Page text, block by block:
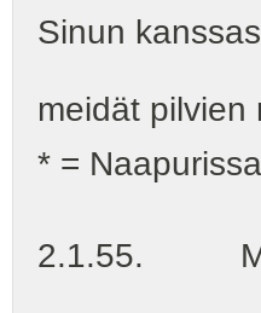
Sinun
meidät pilvien
* =
2.1.55.